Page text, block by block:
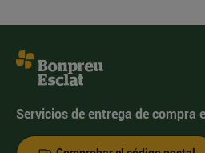
Servicios de entrega de compra